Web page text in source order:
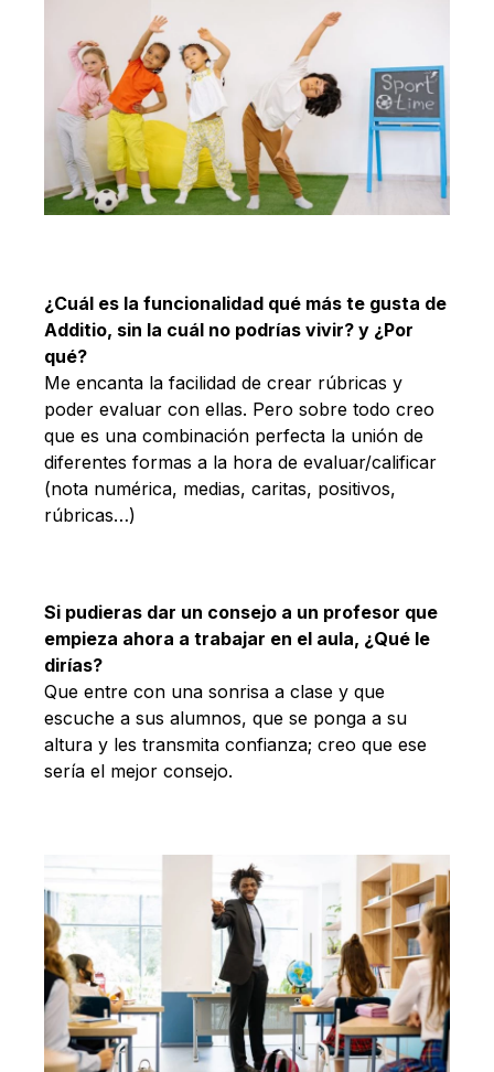
¿Cuál es la funcionalidad qué más te gusta de
Additio, sin la cuál no podrías vivir? y ¿Por
qué?
Me encanta la facilidad de crear rúbricas y
poder evaluar con ellas. Pero sobre todo creo
que es una combinación perfecta la unión de
diferentes formas a la hora de evaluar/calificar
(nota numérica, medias, caritas, positivos,
rúbricas…)
Si pudieras dar un consejo a un profesor que
empieza ahora a trabajar en el aula, ¿Qué le
dirías?
Que entre con una sonrisa a clase y que
escuche a sus alumnos, que se ponga a su
altura y les transmita confianza; creo que ese
sería el mejor consejo.